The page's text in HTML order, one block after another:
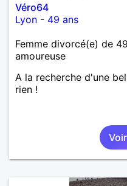
Véro64
Lyon - 49 ans
Femme divorcé(e) de
amoureuse
A la recherche d'une
rien !